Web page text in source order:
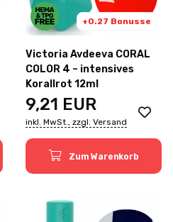
+0.27 Bonusse
Victoria Avdeeva CORAL
COLOR 4 – intensives
Korallrot 12ml
9,21 EUR
inkl. MwSt., zzgl. Versand
Zum Warenkorb